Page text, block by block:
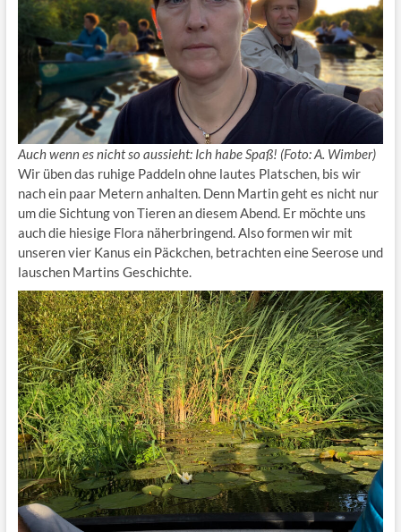
Auch wenn es nicht so aussieht: Ich habe Spaß! (Foto: A. Wimber)
Wir üben das ruhige Paddeln ohne lautes Platschen, bis wir
nach ein paar Metern anhalten. Denn Martin geht es nicht nur
um die Sichtung von Tieren an diesem Abend. Er möchte uns
auch die hiesige Flora näherbringend. Also formen wir mit
unseren vier Kanus ein Päckchen, betrachten eine Seerose und
lauschen Martins Geschichte.